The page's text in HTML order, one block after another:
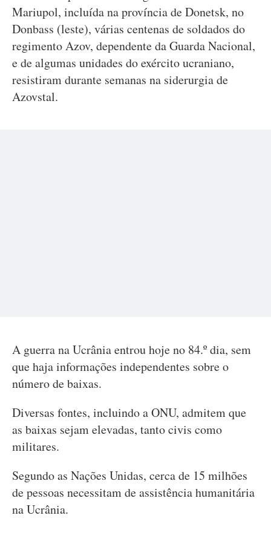
Mariupol, incluída na província de Donetsk, no
Donbass (leste), várias centenas de soldados do
regimento Azov, dependente da Guarda Nacional,
e de algumas unidades do exército ucraniano,
resistiram durante semanas na siderurgia de
Azovstal.
A guerra na Ucrânia entrou hoje no 84.º dia, sem
que haja informações independentes sobre o
número de baixas.
Diversas fontes, incluindo a ONU, admitem que
as baixas sejam elevadas, tanto civis como
militares.
Segundo as Nações Unidas, cerca de 15 milhões
de pessoas necessitam de assistência humanitária
na Ucrânia.